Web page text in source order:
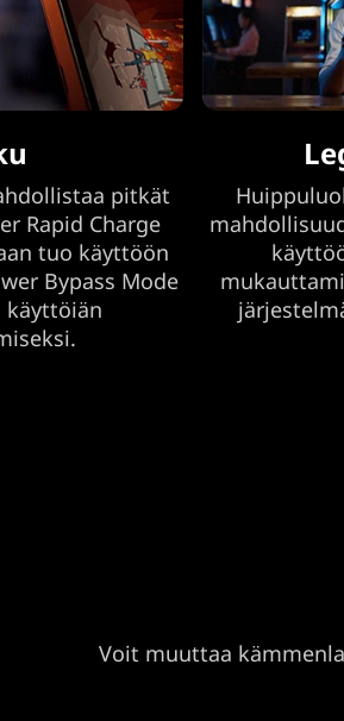
pitkät
Rapid Charge
tuo käyttöön
Bypass Mode
käyttöiän
Voit muuttaa